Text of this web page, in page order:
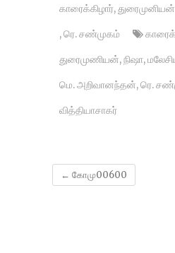
காரைக்கிழார்,துரைமுனியன்
,ரெ. சண்முகம்
துரைமுணியன்,நிஷா,
மெ. அறிவானந்தன்,ரெ.
வித்தியாசாகர்
← கோமு00600